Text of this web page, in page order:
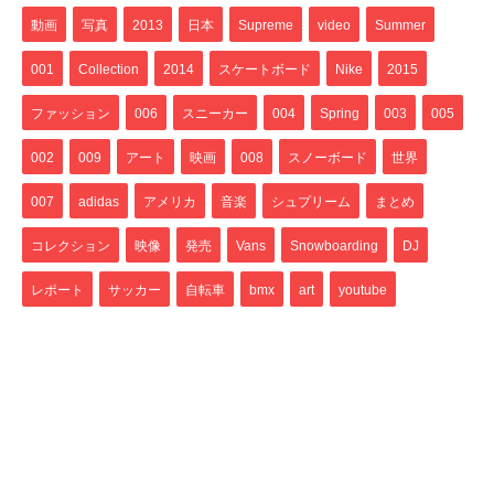
動画 写真 2013 日本 Supreme video Summer
001 Collection 2014 スケートボード Nike 2015
ファッション 006 スニーカー 004 Spring 003 005
002 009 アート 映画 008 スノーボード 世界
007 adidas アメリカ 音楽 シュプリーム まとめ
コレクション 映像 発売 Vans Snowboarding DJ
レポート サッカー 自転車 bmx art youtube